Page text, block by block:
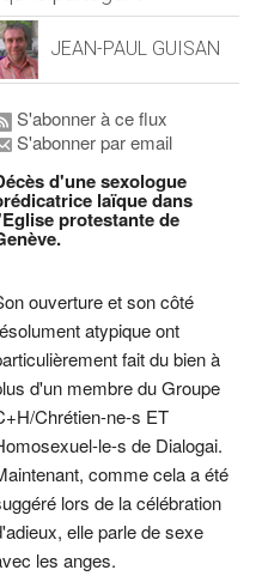
JEAN-PAUL GUISAN
S'abonner à ce flux
S'abonner par email
d'une sexologue
laïque dans
protestante de
ouverture et son côté
atypique ont
fait du bien à
d'un membre du Groupe
Chrétien-ne-s ET
le-s de Dialogai.
comme cela a été
lors de la célébration
elle parle de sexe
les anges.